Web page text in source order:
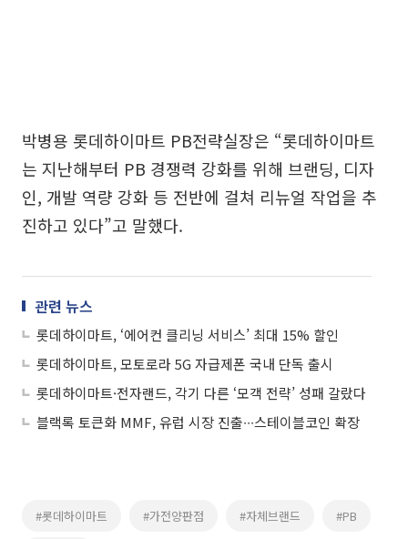
박병용 롯데하이마트 PB전략실장은 “롯데하이마트
는 지난해부터 PB 경쟁력 강화를 위해 브랜딩, 디자
인, 개발 역량 강화 등 전반에 걸쳐 리뉴얼 작업을 추
진하고 있다”고 말했다.
관련 뉴스
롯데하이마트, ‘에어컨 클리닝 서비스’ 최대 15% 할인
롯데하이마트, 모토로라 5G 자급제폰 국내 단독 출시
롯데하이마트·전자랜드, 각기 다른 ‘모객 전략’ 성패 갈랐다
블랙록 토큰화 MMF, 유럽 시장 진출∙∙∙스테이블코인 확장
#롯데하이마트 #가전양판점 #자체브랜드 #PB